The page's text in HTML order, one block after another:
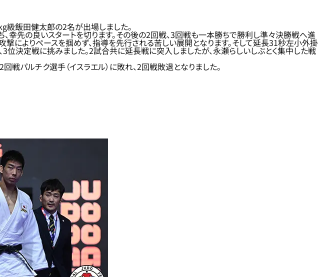
級飯田健太郎の2名が出場しました。
幸先の良いスタートを切ります。その後の2回戦、3回戦も一本勝ちで勝利し準々決勝戦へ進
によりペースを掴めず、指導を先行される苦しい展開となります。そして延長31秒左小外掛
決定戦に挑みました。2試合共に延長戦に突入しましたが、永瀬らしいしぶとく集中した戦
パルチク選手（イスラエル）に敗れ、2回戦敗退となりました。